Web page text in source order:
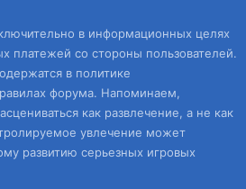
в информационных целях
платежей со стороны пользователей.
в политике
форума. Напоминаем,
как развлечение, а не как
увлечение может
развитию серьезных игровых